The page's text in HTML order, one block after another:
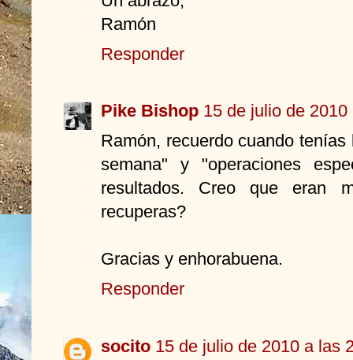
Ramón
Responder
Pike Bishop 15 de julio de
Ramón, recuerdo cuando
semana" y "operaciones
resultados. Creo que eran
recuperas?
Gracias y enhorabuena.
Responder
socito 15 de julio de 2010 a las